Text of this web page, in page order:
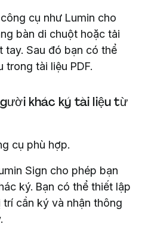
cụ như Lumin cho
bàn di chuột hoặc tải
tay. Sau đó bạn có thể
trong tài liệu PDF.
khác ký tài liệu từ
cụ phù hợp.
Sign cho phép bạn
ký. Bạn có thể thiết lập
cần ký và nhận thông